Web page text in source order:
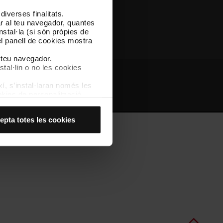
finalitats.
al teu navegador, quantes
(si són pròpies de
panell de cookies mostra
navegador.
o no les cookies
s’instal·laran només les
d’usuari.
totes les cookies
Altres webs de TMB
d'interès Intranet